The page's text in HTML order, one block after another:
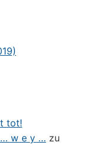
tot!
… w e y … zu